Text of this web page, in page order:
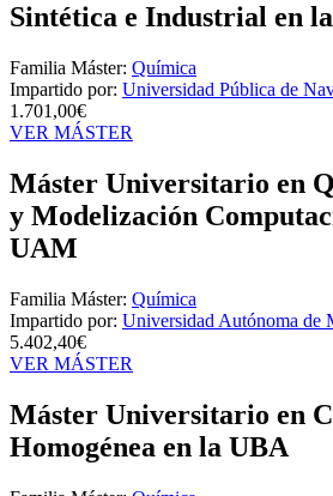
Sintética e Industrial en
Familia Máster: Química
Impartido por: Universidad Pública de
1.701,00€
VER MÁSTER
Máster Universitario en
y Modelización
UAM
Familia Máster: Química
Impartido por: Universidad Autónoma de
5.402,40€
VER MÁSTER
Máster Universitario en
Homogénea en la UBA